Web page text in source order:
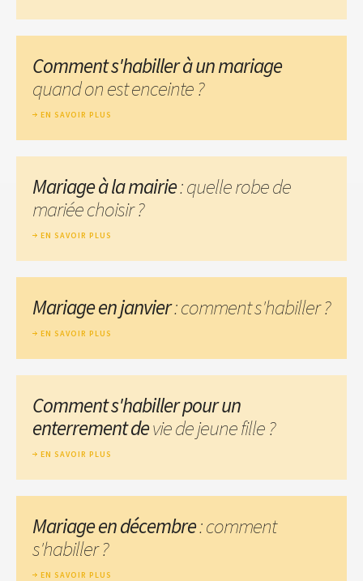
Comment s'habiller à un mariage
quand on est enceinte ?
EN SAVOIR PLUS
Mariage à la mairie: quelle robe de
mariée choisir ?
EN SAVOIR PLUS
Mariage en janvier: comment s'habiller ?
EN SAVOIR PLUS
Comment s'habiller pour un
enterrement devie de jeune fille ?
EN SAVOIR PLUS
Mariage en décembre: comment
s'habiller ?
EN SAVOIR PLUS